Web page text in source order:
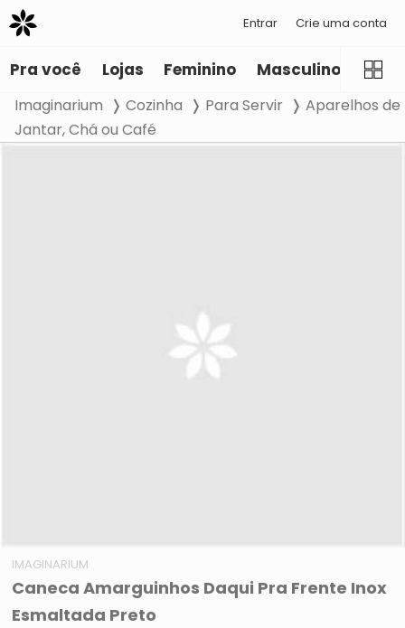
Entrar Crie uma conta
Pra você Lojas Feminino Masculino
Imaginarium Cozinha Para Servir
Aparelhos de
Jantar, Chá ou Café
IMAGINARIUM
Caneca Amarguinhos Daqui Pra Frente Inox
Esmaltada Preto